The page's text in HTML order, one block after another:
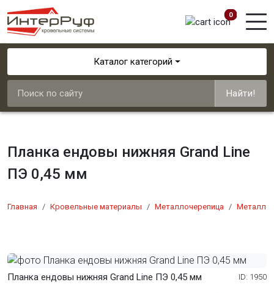
0
Каталог категорий
Найти!
Планка ендовы нижняя Grand Line
ПЭ 0,45 мм
Главная Кровельные материалы Металлочерепица
Планка ендовы нижняя Grand Line ПЭ 0,45 мм ID: 1950